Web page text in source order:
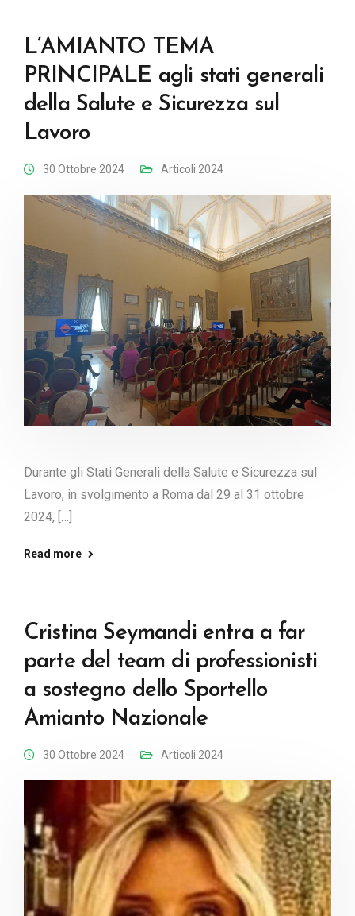
L’AMIANTO TEMA
PRINCIPALE agli stati generali
della Salute e Sicurezza sul
Lavoro
30 Ottobre 2024 Articoli 2024
Durante gli Stati Generali della Salute e Sicurezza sul
Lavoro, in svolgimento a Roma dal 29 al 31 ottobre
2024, […]
Read more
Cristina Seymandi entra a far
parte del team di professionisti
a sostegno dello Sportello
Amianto Nazionale
30 Ottobre 2024 Articoli 2024